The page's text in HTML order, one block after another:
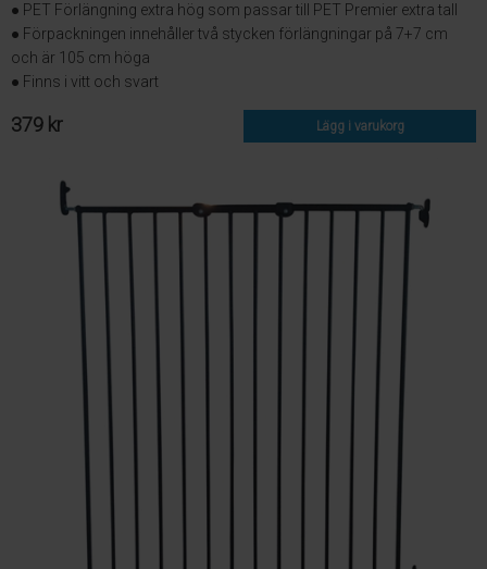
● PET Förlängning extra hög som passar till PET Premier extra tall
● Förpackningen innehåller två stycken förlängningar på 7+7 cm
och är 105 cm höga
● Finns i vitt och svart
379 kr Lägg i varukorg